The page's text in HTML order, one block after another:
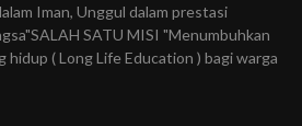
Iman, Unggul dalam prestasi
SATU MISI "Menumbuhkan
hidup ( Long Life Education ) bagi warga